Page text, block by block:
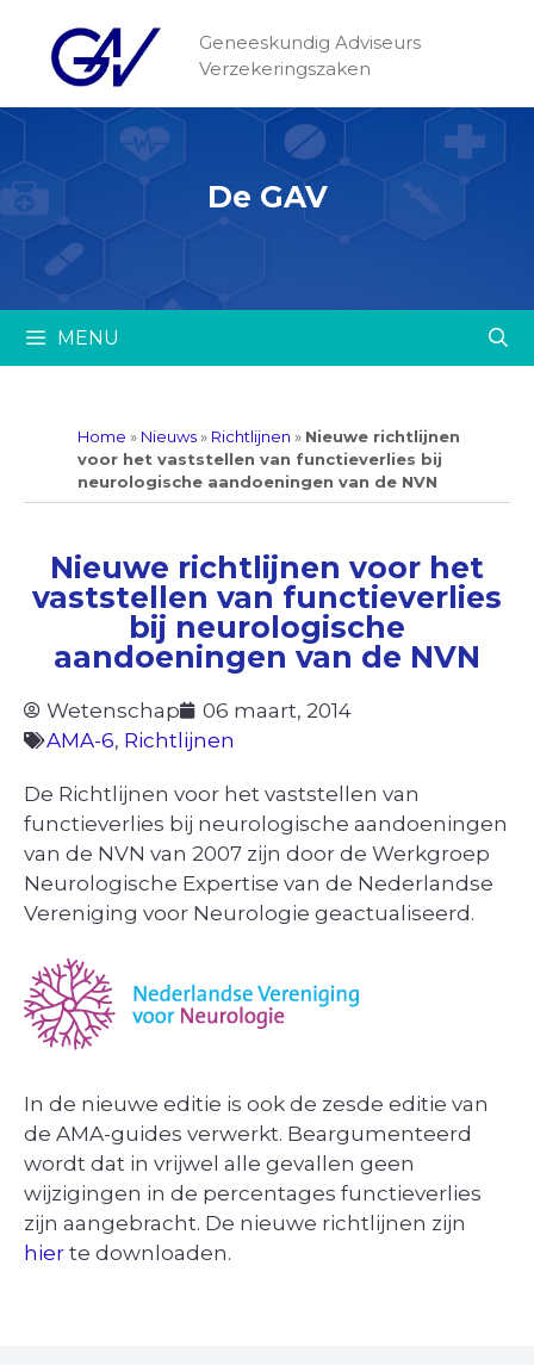
Geneeskundig Adviseurs
Verzekeringszaken
De GAV
MENU
Home » Nieuws» Richtlijnen » Nieuwe richtlijnen
voor het vaststellen van functieverlies bij
neurologische aandoeningen van de NVN
Nieuwe richtlijnen voor het
vaststellen van functieverlies
bij neurologische
aandoeningen van de NVN
Wetenschap
06 maart, 2014
AMA-6, Richtlijnen
De Richtlijnen voor het vaststellen van
functieverlies bij neurologische aandoeningen
van de NVN van 2007 zijn door de Werkgroep
Neurologische Expertise van de Nederlandse
Vereniging voor Neurologie geactualiseerd.
In de nieuwe editie is ook de zesde editie van
de AMA-guides verwerkt. Beargumenteerd
wordt dat in vrijwel alle gevallen geen
wijzigingen in de percentages functieverlies
zijn aangebracht. De nieuwe richtlijnen zijn
hier te downloaden.